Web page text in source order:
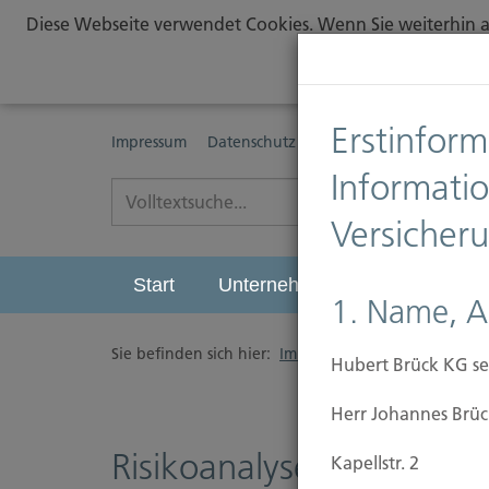
Diese Webseite verwendet Cookies. Wenn Sie
Impressum Datenschutz Erstinformationspflichten
Start Unternehmen
Sie befinden sich hier: Immobilien Versicherung
Risikoanalyse
1. Name,
Hubert Brück KG
Herr Johannes
Kapellstr. 2